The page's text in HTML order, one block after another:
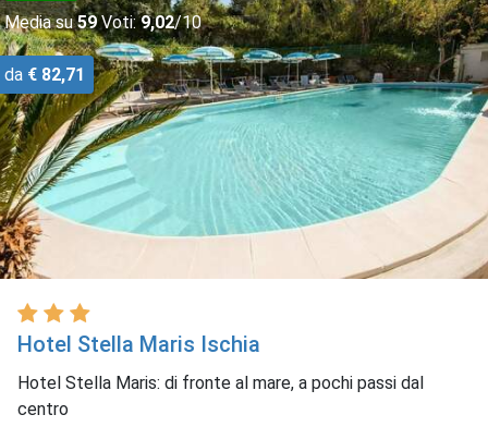
Media su59Voti: 9,02/10
da € 82,71
Hotel Stella Maris Ischia
Hotel Stella Maris: di fronte al mare, a pochi passi dal
centro